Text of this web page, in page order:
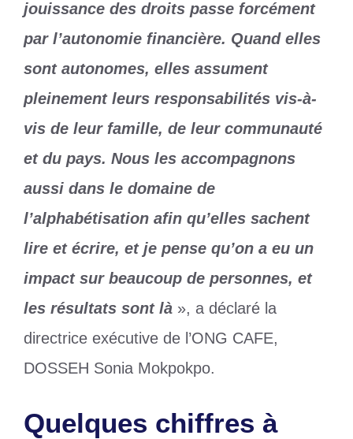
jouissance des droits passe forcément
par l’autonomie financière. Quand elles
sont autonomes, elles assument
pleinement leurs responsabilités vis-à-
vis de leur famille, de leur communauté
et du pays. Nous les accompagnons
aussi dans le domaine de
l’alphabétisation afin qu’elles sachent
lire et écrire, et je pense qu’on a eu un
impact sur beaucoup de personnes, et
les résultats sont là », a déclaré la
directrice exécutive de l’ONG CAFE,
DOSSEH Sonia Mokpokpo.
Quelques chiffres à